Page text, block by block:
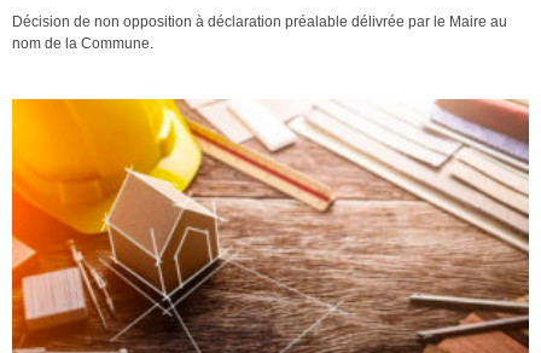
Décision de non opposition à déclaration préalable délivrée par le Maire au
nom de la Commune.